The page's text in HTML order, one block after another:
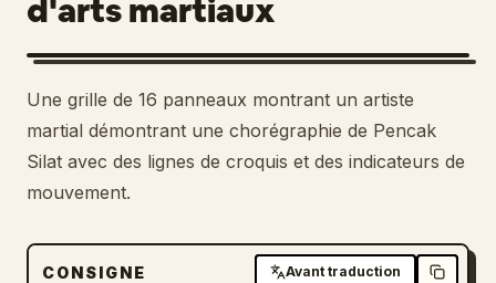
Compétences
Invites
Tarifs
Télécharger
d'arts martiaux
Une grille de 16 panneaux montrant un artiste
martial démontrant une chorégraphie de Pencak
Silat avec des lignes de croquis et des indicateurs de
mouvement.
CONSIGNE Avant traduction